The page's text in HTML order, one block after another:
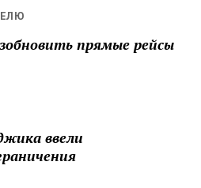
прямые рейсы
ввели